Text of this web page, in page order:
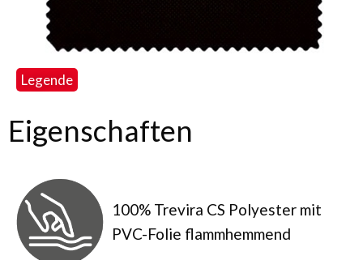
Legende
Eigenschaften
100% Trevira CS Polyester mit
PVC-Folie flammhemmend